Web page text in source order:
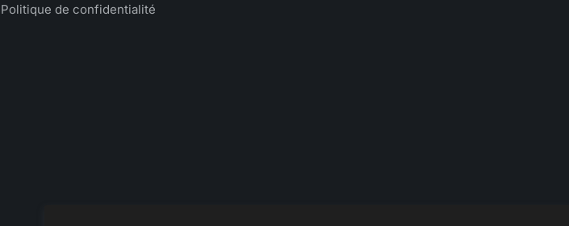
Politique de confidentialité